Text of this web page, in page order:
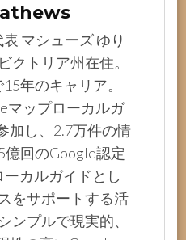
マシューズ ゆり
クトリア州在住。
年のキャリア。
マップローカルガ
加し、2.7万件の情
回のGoogle認定
カルガイドとし
をサポートする活
ンプルで現実的、